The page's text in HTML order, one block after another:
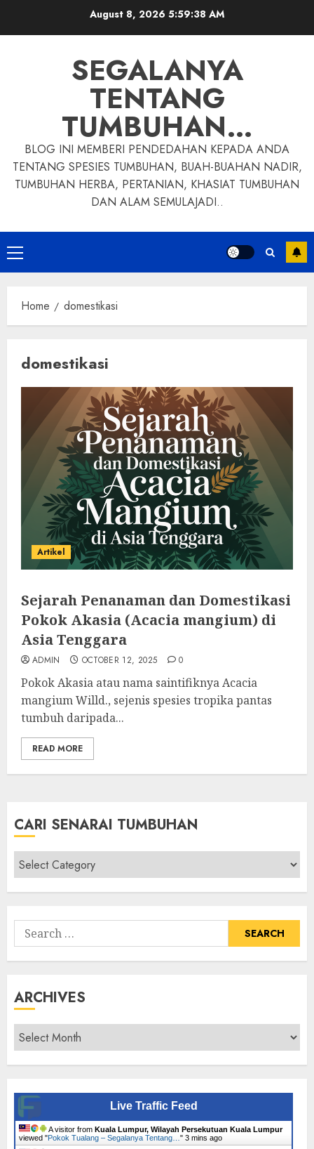
August 8, 2026 5:59:39 AM
SEGALANYA
TENTANG
TUMBUHAN…
BLOG INI MEMBERI PENDEDAHAN KEPADA ANDA
TENTANG SPESIES TUMBUHAN, BUAH-BUAHAN NADIR,
TUMBUHAN HERBA, PERTANIAN, KHASIAT TUMBUHAN
DAN ALAM SEMULAJADI..
Primary
Menu
Home domestikasi
domestikasi
Artikel
Sejarah Penanaman dan Domestikasi
Pokok Akasia (Acacia mangium) di
Asia Tenggara
ADMIN OCTOBER 12, 2025 0
Pokok Akasia atau nama saintifiknya Acacia
mangium Willd., sejenis spesies tropika pantas
tumbuh daripada...
READ MORE
CARI SENARAI TUMBUHAN
Cari
Senarai
Tumbuhan
Search
for:
ARCHIVES
Archives
Live Traffic Feed
A visitor from Kuala Lumpur, Wilayah Persekutuan Kuala Lumpur
viewed "Pokok Tualang – Segalanya Tentang… " 3 mins ago